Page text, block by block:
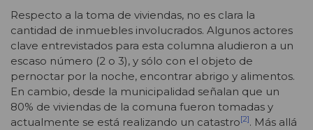
Respecto a la toma de viviendas, no es clara la
cantidad de inmuebles involucrados. Algunos actores
clave entrevistados para esta columna aludieron a un
escaso número (2 o 3), y sólo con el objeto de
pernoctar por la noche, encontrar abrigo y alimentos.
En cambio, desde la municipalidad señalan que un
80% de viviendas de la comuna fueron tomadas y
actualmente se está realizando un catastro[2]. Más allá